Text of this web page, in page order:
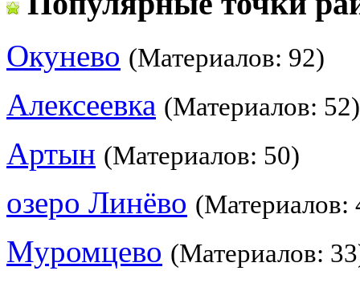
Окунево (Материалов: 92)
Алексеевка (Материалов: 52)
Артын (Материалов: 50)
озеро Линёво (Материалов:
Муромцево (Материалов: